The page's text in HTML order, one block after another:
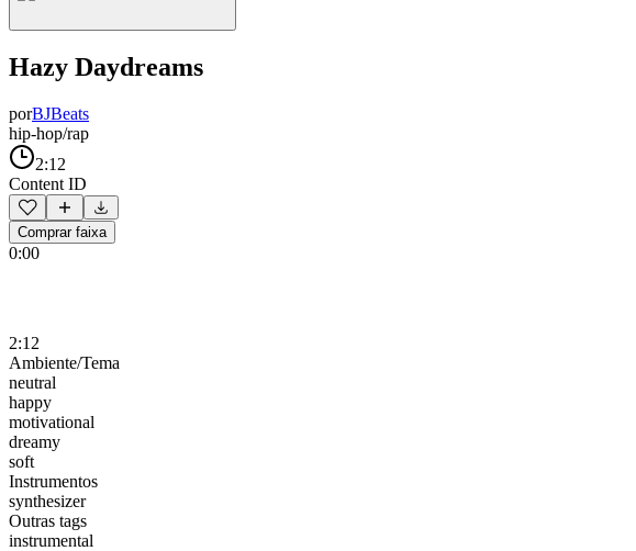
Hazy Daydreams
porBJBeats
hip-hop/rap
2:12
Content ID
Comprar faixa
0:00
2:12
Ambiente/Tema
neutral
happy
motivational
dreamy
soft
Instrumentos
synthesizer
Outras tags
instrumental